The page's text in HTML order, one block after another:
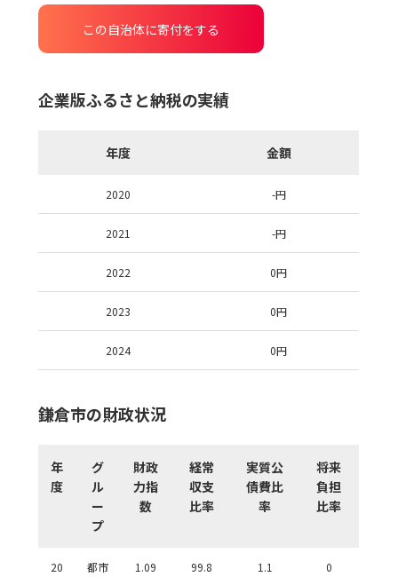
この自治体に寄付をする
企業版ふるさと納税の実績
年度 金額
2020 -円
2021 -円
2022 0円
2023 0円
2024 0円
鎌倉市の財政状況
年
度
グ
ル
ー
プ
財政
力指
数
経常
収支
比率
実質公
債費比
率
将来
負担
比率
20
都市
1.09 99.8 1.1 0